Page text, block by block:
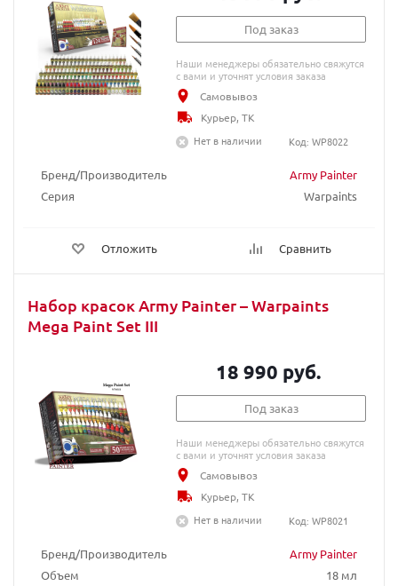
Бренд/Производитель
Army Painter
Серия
Warpaints
Отложить Сравнить
Под заказ
Наши менеджеры обязательно свяжутся
с вами и уточнят условия заказа
Самовывоз
Курьер, ТК
Нет в наличии
Код: WP8022
Набор красок Army Painter – Warpaints
Mega Paint Set III
Бренд/Производитель
Army Painter
Объем
18 мл
18 990 руб.
Под заказ
Наши менеджеры обязательно свяжутся
с вами и уточнят условия заказа
Самовывоз
Курьер, ТК
Нет в наличии
Код: WP8021